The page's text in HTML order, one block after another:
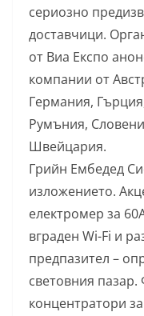
сериозно
доставчици.
от Виа Експо
компании от
Германия,
Румъния,
Швейцария.
Грийн Ембедед
изложението.
електромер за
вграден Wi-Fi и
предпазител –
световния
концентратори